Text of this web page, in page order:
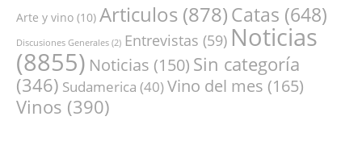
Arte y vino (10) Articulos (878)Catas (648)
Discusiones Generales (2) Entrevistas (59) Noticias
(8855) Noticias (150) Sin categoría
(346) Sudamerica (40)Vino del mes (165)
Vinos (390)